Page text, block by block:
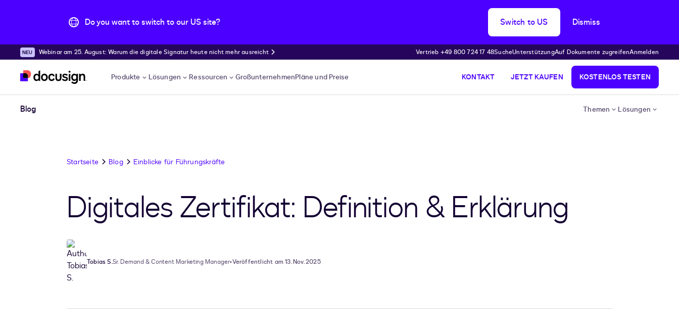
Do you want to switch to our US site? Switch to US Dismiss
Überspringen und weiter zum Hauptinhalt
Webinar am 25. August: Warum die digitale Signatur heute nicht mehr ausreicht Vertrieb +49 800 724 17 48SucheUnterstützungAuf Dokumente zugreifenAnmelden
Produkte Lösungen Ressourcen GroßunternehmenPläne und Preise KONTAKT JETZT KAUFEN KOSTENLOS TESTEN
Blog Themen Lösungen
Startseite Blog Einblicke für Führungskräfte
Digitales Zertifikat: Definition & Erklärung
Tobias S.Sr. Demand & Content Marketing Manager•Veröffentlicht am 13. Nov. 2025